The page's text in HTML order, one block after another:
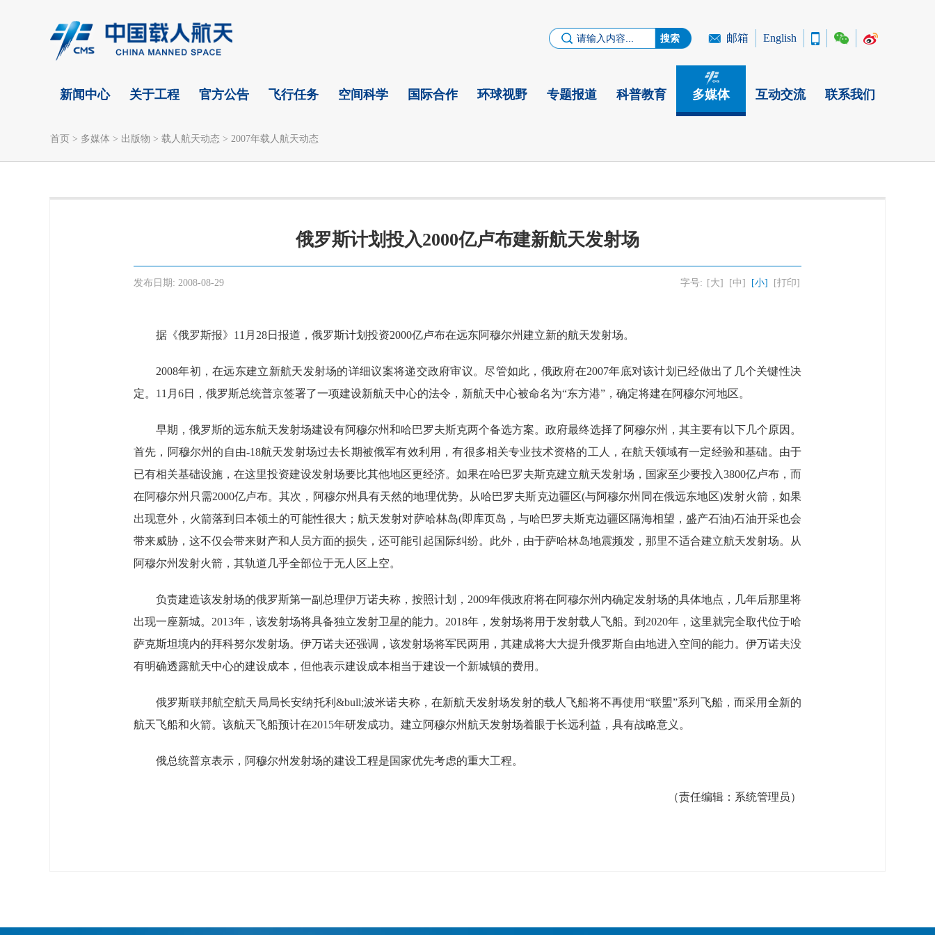
邮箱 English
新闻中心 关于工程 官方公告 飞行任务 空间科学 国际合作 环球视野 专题报道 科普教育 多媒体 互动交流 联系我们
首页 > 多媒体 > 出版物 > 载人航天动态 > 2007年载人航天动态
俄罗斯计划投入2000亿卢布建新航天发射场
发布日期: 2008-08-29 字号: [大] [中] [小] [打印]
据《俄罗斯报》11月28日报道，俄罗斯计划投资2000亿卢布在远东阿穆尔州建立新的航天发射场。
2008年初，在远东建立新航天发射场的详细议案将递交政府审议。尽管如此，俄政府在2007年底对该计划已经做出了几个关键性决
定。11月6日，俄罗斯总统普京签署了一项建设新航天中心的法令，新航天中心被命名为“东方港”，确定将建在阿穆尔河地区。
早期，俄罗斯的远东航天发射场建设有阿穆尔州和哈巴罗夫斯克两个备选方案。政府最终选择了阿穆尔州，其主要有以下几个原因。
首先，阿穆尔州的自由-18航天发射场过去长期被俄军有效利用，有很多相关专业技术资格的工人，在航天领域有一定经验和基础。由于
已有相关基础设施，在这里投资建设发射场要比其他地区更经济。如果在哈巴罗夫斯克建立航天发射场，国家至少要投入3800亿卢布，而
在阿穆尔州只需2000亿卢布。其次，阿穆尔州具有天然的地理优势。从哈巴罗夫斯克边疆区(与阿穆尔州同在俄远东地区)发射火箭，如果
出现意外，火箭落到日本领土的可能性很大；航天发射对萨哈林岛(即库页岛，与哈巴罗夫斯克边疆区隔海相望，盛产石油)石油开采也会
带来威胁，这不仅会带来财产和人员方面的损失，还可能引起国际纠纷。此外，由于萨哈林岛地震频发，那里不适合建立航天发射场。从
阿穆尔州发射火箭，其轨道几乎全部位于无人区上空。
负责建造该发射场的俄罗斯第一副总理伊万诺夫称，按照计划，2009年俄政府将在阿穆尔州内确定发射场的具体地点，几年后那里将
出现一座新城。2013年，该发射场将具备独立发射卫星的能力。2018年，发射场将用于发射载人飞船。到2020年，这里就完全取代位于哈
萨克斯坦境内的拜科努尔发射场。伊万诺夫还强调，该发射场将军民两用，其建成将大大提升俄罗斯自由地进入空间的能力。伊万诺夫没
有明确透露航天中心的建设成本，但他表示建设成本相当于建设一个新城镇的费用。
俄罗斯联邦航空航天局局长安纳托利&bull;波米诺夫称，在新航天发射场发射的载人飞船将不再使用“联盟”系列飞船，而采用全新的
航天飞船和火箭。该航天飞船预计在2015年研发成功。建立阿穆尔州航天发射场着眼于长远利益，具有战略意义。
俄总统普京表示，阿穆尔州发射场的建设工程是国家优先考虑的重大工程。
（责任编辑： 系统管理员）